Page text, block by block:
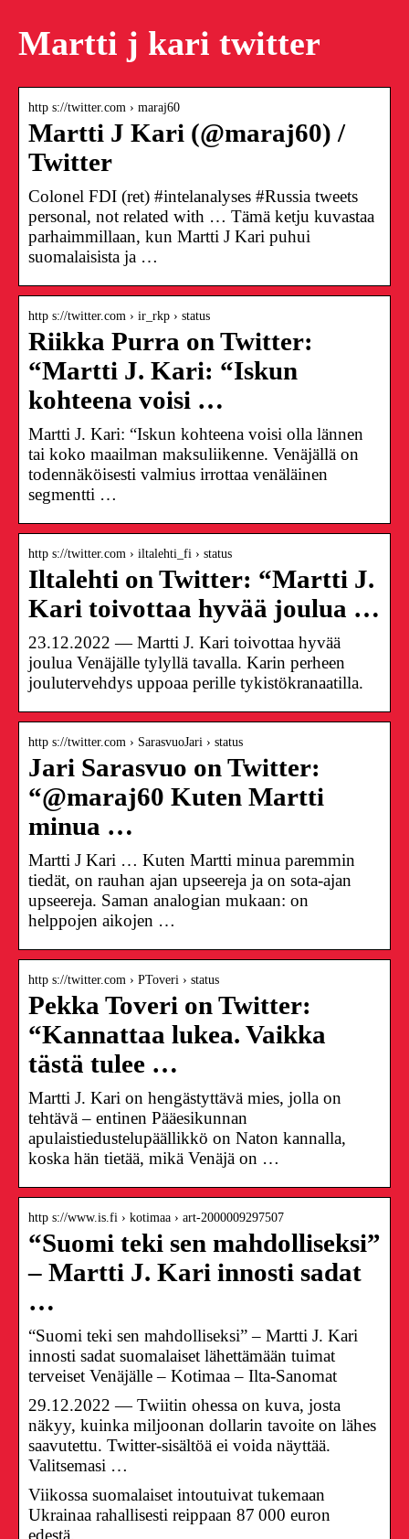
Martti j kari twitter
http s://twitter.com › maraj60
Martti J Kari (@maraj60) /
Twitter
Colonel FDI (ret) #intelanalyses #Russia tweets
personal, not related with … Tämä ketju kuvastaa
parhaimmillaan, kun Martti J Kari puhui
suomalaisista ja …
http s://twitter.com › ir_rkp › status
Riikka Purra on Twitter:
“Martti J. Kari: “Iskun
kohteena voisi …
Martti J. Kari: “Iskun kohteena voisi olla lännen
tai koko maailman maksuliikenne. Venäjällä on
todennäköisesti valmius irrottaa venäläinen
segmentti …
http s://twitter.com › iltalehti_fi › status
Iltalehti on Twitter: “Martti J.
Kari toivottaa hyvää joulua …
23.12.2022 — Martti J. Kari toivottaa hyvää
joulua Venäjälle tylyllä tavalla. Karin perheen
joulutervehdys uppoaa perille tykistökranaatilla.
http s://twitter.com › SarasvuoJari › status
Jari Sarasvuo on Twitter:
“@maraj60 Kuten Martti
minua …
Martti J Kari … Kuten Martti minua paremmin
tiedät, on rauhan ajan upseereja ja on sota-ajan
upseereja. Saman analogian mukaan: on
helppojen aikojen …
http s://twitter.com › PToveri › status
Pekka Toveri on Twitter:
“Kannattaa lukea. Vaikka
tästä tulee …
Martti J. Kari on hengästyttävä mies, jolla on
tehtävä – entinen Pääesikunnan
apulaistiedustelupäällikkö on Naton kannalla,
koska hän tietää, mikä Venäjä on …
http s://www.is.fi › kotimaa › art-2000009297507
“Suomi teki sen mahdolliseksi”
– Martti J. Kari innosti sadat
…
“Suomi teki sen mahdolliseksi” – Martti J. Kari
innosti sadat suomalaiset lähettämään tuimat
terveiset Venäjälle – Kotimaa – Ilta-Sanomat
29.12.2022 — Twiitin ohessa on kuva, josta
näkyy, kuinka miljoonan dollarin tavoite on lähes
saavutettu. Twitter-sisältöä ei voida näyttää.
Valitsemasi …
Viikossa suomalaiset intoutuivat tukemaan
Ukrainaa rahallisesti reippaan 87 000 euron
edestä.